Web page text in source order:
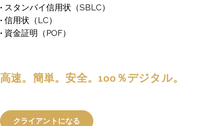
• スタンバイ信用状（SBLC）
• 信用状（LC）
• 資金証明（POF）
高速。簡単。安全。100％デジタル。
クライアントになる